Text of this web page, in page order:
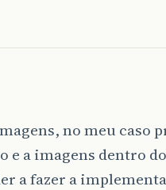
no meu caso
e a imagens dentro
a fazer a